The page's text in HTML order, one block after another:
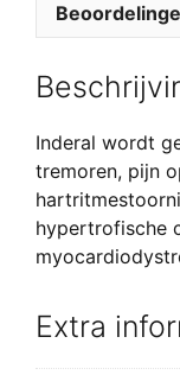
Inderal wordt
tremoren, pijn
hypertrofische
Extra